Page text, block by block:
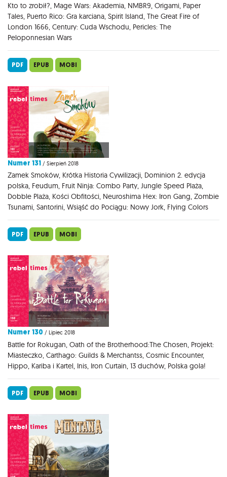
Kto to zrobił?, Mage Wars: Akademia, NMBR9, Origami, Paper
Tales, Puerto Rico: Gra karciana, Spirit Island, The Great Fire of
London 1666, Century: Cuda Wschodu, Pericles: The
Peloponnesian Wars
PDF EPUB MOBI
Numer 131 / Sierpień 2018
Zamek Smoków, Krótka Historia Cywilizacji, Dominion 2. edycja
polska, Feudum, Fruit Ninja: Combo Party, Jungle Speed Plaża,
Dobble Plaża, Kości Obfitości, Neuroshima Hex: Iron Gang, Zombie
Tsunami, Santorini, Wsiąść do Pociągu: Nowy Jork, Flying Colors
PDF EPUB MOBI
Numer 130 / Lipiec 2018
Battle for Rokugan, Oath of the Brotherhood:The Chosen, Projekt:
Miasteczko, Carthago: Guilds & Merchantss, Cosmic Encounter,
Hippo, Kariba i Kartel, Inis, Iron Curtain, 13 duchów, Polska gola!
PDF EPUB MOBI